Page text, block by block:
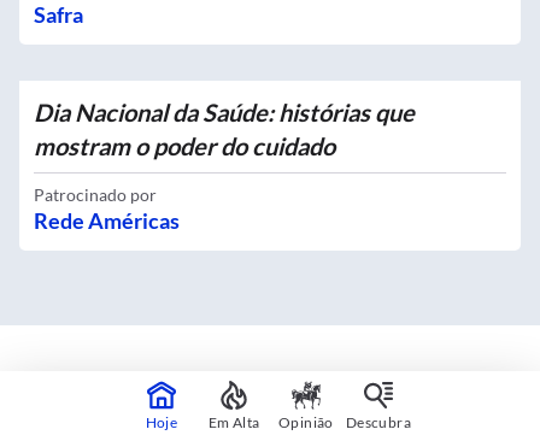
Safra
Dia Nacional da Saúde: histórias que
mostram o poder do cuidado
Patrocinado por
Rede Américas
Mapas interativos
Hoje Em Alta Opinião Descubra